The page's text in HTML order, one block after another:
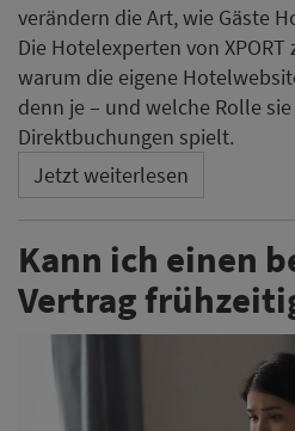
verändern die Art, wie Gäste
Die Hotelexperten von
warum die eigene
denn je – und welche Rolle
Direktbuchungen spielt.
Jetzt weiterlesen
Kann ich einen
Vertrag